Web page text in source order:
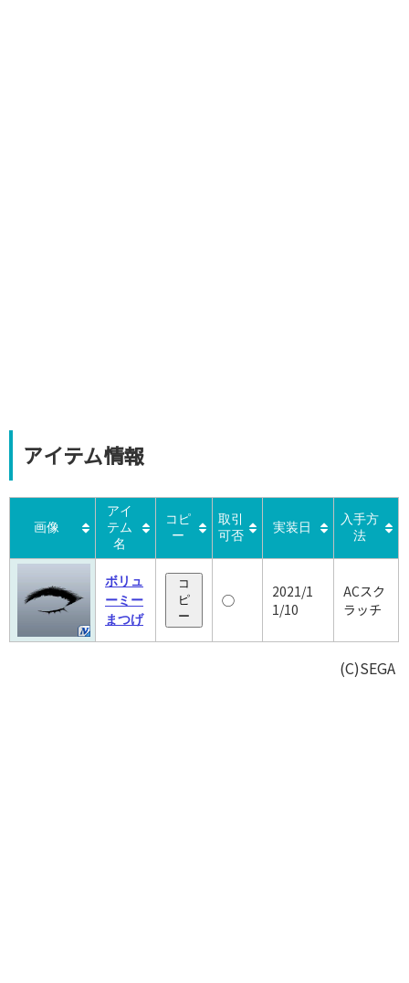
アイテム情報
画像
アイ
テム
名
コピ
ー
取引
可否
実装日
入手方
法
ボリュ
ーミー
まつげ
コ
ピ
ー
◯
2021/1
1/10
ACスク
ラッチ
(C)SEGA